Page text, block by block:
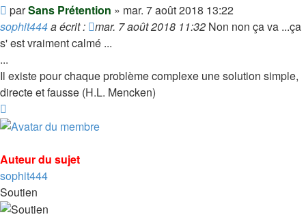
Message
parSans Prétention » mar. 7 août 2018 13:22
sophit444a écrit : mar. 7 août 2018 11:32 Non non ça va ...ça
s' est vraiment calmé ...
...
Il existe pour chaque problème complexe une solution simple,
directe et fausse (H.L. Mencken)
Auteur du sujet
sophit444
Soutien